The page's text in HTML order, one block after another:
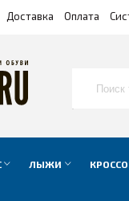
Доставка Оплата
ЛЫЖИ